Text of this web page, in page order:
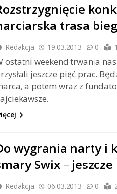
trasa
Redakcja 19.03.2013 0
ostatni weekend trwania
jeszcze pięć prac.
a potem wraz z
wygrania narty i
Swix –
Redakcja 06.03.2013 0